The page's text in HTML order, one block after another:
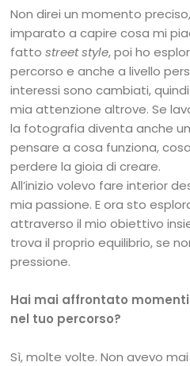
Non direi un momento
imparato a capire cosa mi
fattostreet style, poi ho
percorso e anche a livello
interessi sono cambiati,
mia attenzione altrove. Se
la fotografia diventa anche
pensare a cosa funziona,
perdere la gioia di creare.
All’inizio volevo fare interior
mia passione. E ora sto
attraverso il mio obiettivo
trova il proprio equilibrio, se
pressione.
Hai mai affrontato
nel tuo percorso?
Sì, molte volte. Non avevo